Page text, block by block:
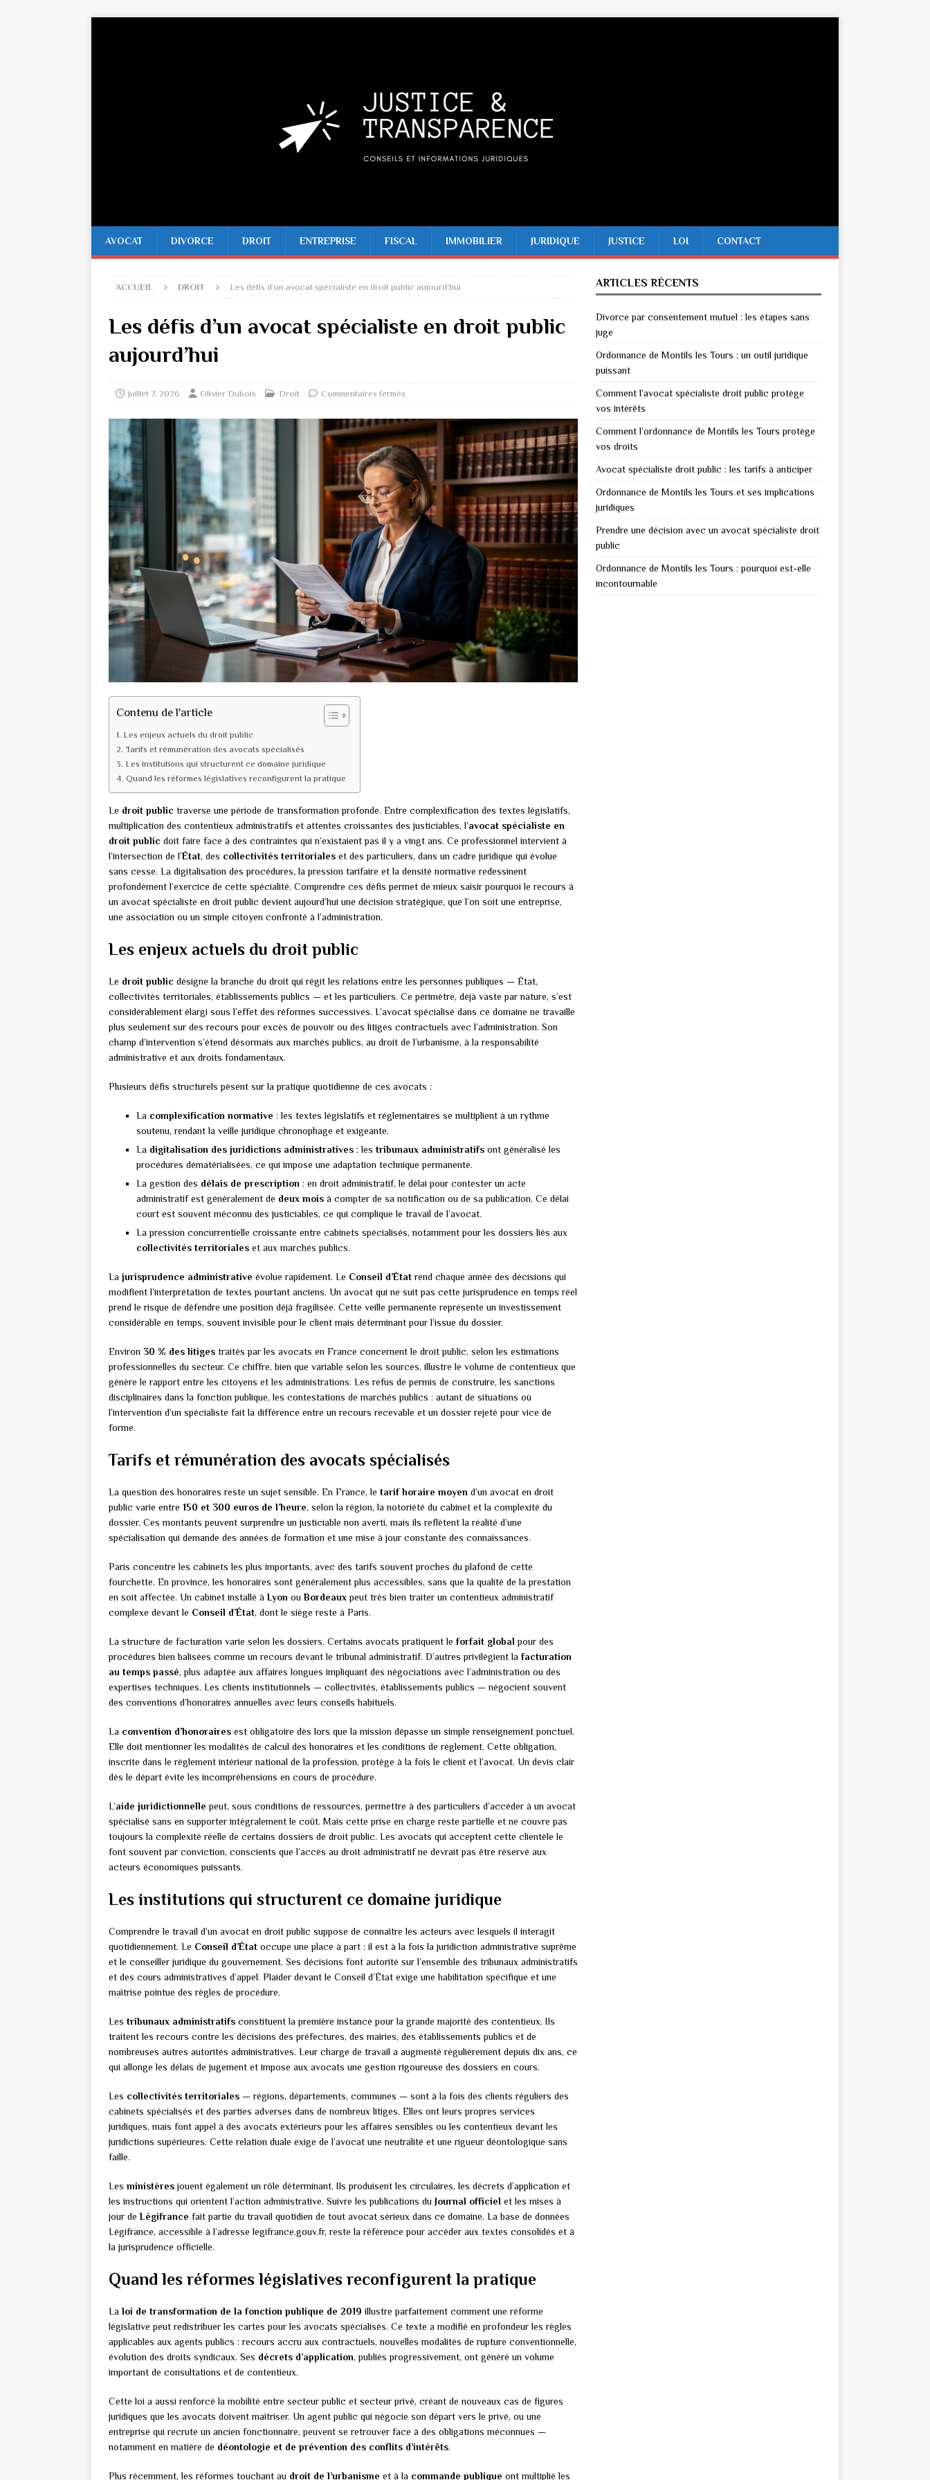
AVOCAT DIVORCE DROIT ENTREPRISE FISCAL IMMOBILIER JURIDIQUE JUSTICE LOI CONTACT
ACCUEIL DROIT Les défis d’un avocat spécialiste en droit public aujourd’hui
Les défis d’un avocat spécialiste en droit public
aujourd’hui
juillet 7, 2026 Olivier Dubois Droit Commentaires fermés
Contenu de l'article
Les enjeux actuels du droit public
Tarifs et rémunération des avocats spécialisés
Les institutions qui structurent ce domaine juridique
Quand les réformes législatives reconfigurent la pratique
Le droit public traverse une période de transformation profonde. Entre complexification des textes législatifs,
multiplication des contentieux administratifs et attentes croissantes des justiciables, l’avocat spécialiste en
droit public doit faire face à des contraintes qui n’existaient pas il y a vingt ans. Ce professionnel intervient à
l’intersection de l’État, des collectivités territoriales et des particuliers, dans un cadre juridique qui évolue
sans cesse. La digitalisation des procédures, la pression tarifaire et la densité normative redessinent
profondément l’exercice de cette spécialité. Comprendre ces défis permet de mieux saisir pourquoi le recours à
un avocat spécialiste en droit public devient aujourd’hui une décision stratégique, que l’on soit une entreprise,
une association ou un simple citoyen confronté à l’administration.
Les enjeux actuels du droit public
Le droit public désigne la branche du droit qui régit les relations entre les personnes publiques — État,
collectivités territoriales, établissements publics — et les particuliers. Ce périmètre, déjà vaste par nature, s’est
considérablement élargi sous l’effet des réformes successives. L’avocat spécialisé dans ce domaine ne travaille
plus seulement sur des recours pour excès de pouvoir ou des litiges contractuels avec l’administration. Son
champ d’intervention s’étend désormais aux marchés publics, au droit de l’urbanisme, à la responsabilité
administrative et aux droits fondamentaux.
Plusieurs défis structurels pèsent sur la pratique quotidienne de ces avocats :
La complexification normative : les textes législatifs et réglementaires se multiplient à un rythme
soutenu, rendant la veille juridique chronophage et exigeante.
La digitalisation des juridictions administratives : les tribunaux administratifs ont généralisé les
procédures dématérialisées, ce qui impose une adaptation technique permanente.
La gestion des délais de prescription : en droit administratif, le délai pour contester un acte
administratif est généralement de deux mois à compter de sa notification ou de sa publication. Ce délai
court est souvent méconnu des justiciables, ce qui complique le travail de l’avocat.
La pression concurrentielle croissante entre cabinets spécialisés, notamment pour les dossiers liés aux
collectivités territoriales et aux marchés publics.
La jurisprudence administrative évolue rapidement. Le Conseil d’Étatrend chaque année des décisions qui
modifient l’interprétation de textes pourtant anciens. Un avocat qui ne suit pas cette jurisprudence en temps réel
prend le risque de défendre une position déjà fragilisée. Cette veille permanente représente un investissement
considérable en temps, souvent invisible pour le client mais déterminant pour l’issue du dossier.
Environ 30 % des litiges traités par les avocats en France concernent le droit public, selon les estimations
professionnelles du secteur. Ce chiffre, bien que variable selon les sources, illustre le volume de contentieux que
génère le rapport entre les citoyens et les administrations. Les refus de permis de construire, les sanctions
disciplinaires dans la fonction publique, les contestations de marchés publics : autant de situations où
l’intervention d’un spécialiste fait la différence entre un recours recevable et un dossier rejeté pour vice de
forme.
Tarifs et rémunération des avocats spécialisés
La question des honoraires reste un sujet sensible. En France, le tarif horaire moyen d’un avocat en droit
public varie entre 150 et 300 euros de l’heure, selon la région, la notoriété du cabinet et la complexité du
dossier. Ces montants peuvent surprendre un justiciable non averti, mais ils reflètent la réalité d’une
spécialisation qui demande des années de formation et une mise à jour constante des connaissances.
Paris concentre les cabinets les plus importants, avec des tarifs souvent proches du plafond de cette
fourchette. En province, les honoraires sont généralement plus accessibles, sans que la qualité de la prestation
en soit affectée. Un cabinet installé àLyon ouBordeauxpeut très bien traiter un contentieux administratif
complexe devant le Conseil d’État, dont le siège reste à Paris.
La structure de facturation varie selon les dossiers. Certains avocats pratiquent le forfait global pour des
procédures bien balisées comme un recours devant le tribunal administratif. D’autres privilégient la facturation
au temps passé, plus adaptée aux affaires longues impliquant des négociations avec l’administration ou des
expertises techniques. Les clients institutionnels — collectivités, établissements publics — négocient souvent
des conventions d’honoraires annuelles avec leurs conseils habituels.
La convention d’honoraires est obligatoire dès lors que la mission dépasse un simple renseignement ponctuel.
Elle doit mentionner les modalités de calcul des honoraires et les conditions de règlement. Cette obligation,
inscrite dans le règlement intérieur national de la profession, protège à la fois le client et l’avocat. Un devis clair
dès le départ évite les incompréhensions en cours de procédure.
L’aide juridictionnelle peut, sous conditions de ressources, permettre à des particuliers d’accéder à un avocat
spécialisé sans en supporter intégralement le coût. Mais cette prise en charge reste partielle et ne couvre pas
toujours la complexité réelle de certains dossiers de droit public. Les avocats qui acceptent cette clientèle le
font souvent par conviction, conscients que l’accès au droit administratif ne devrait pas être réservé aux
acteurs économiques puissants.
Les institutions qui structurent ce domaine juridique
Comprendre le travail d’un avocat en droit public suppose de connaître les acteurs avec lesquels il interagit
quotidiennement. Le Conseil d’État occupe une place à part : il est à la fois la juridiction administrative suprême
et le conseiller juridique du gouvernement. Ses décisions font autorité sur l’ensemble des tribunaux administratifs
et des cours administratives d’appel. Plaider devant le Conseil d’État exige une habilitation spécifique et une
maîtrise pointue des règles de procédure.
Les tribunaux administratifs constituent la première instance pour la grande majorité des contentieux. Ils
traitent les recours contre les décisions des préfectures, des mairies, des établissements publics et de
nombreuses autres autorités administratives. Leur charge de travail a augmenté régulièrement depuis dix ans, ce
qui allonge les délais de jugement et impose aux avocats une gestion rigoureuse des dossiers en cours.
Les collectivités territoriales — régions, départements, communes — sont à la fois des clients réguliers des
cabinets spécialisés et des parties adverses dans de nombreux litiges. Elles ont leurs propres services
juridiques, mais font appel à des avocats extérieurs pour les affaires sensibles ou les contentieux devant les
juridictions supérieures. Cette relation duale exige de l’avocat une neutralité et une rigueur déontologique sans
faille.
Les ministères jouent également un rôle déterminant. Ils produisent les circulaires, les décrets d’application et
les instructions qui orientent l’action administrative. Suivre les publications du Journal officiel et les mises à
jour deLégifrance fait partie du travail quotidien de tout avocat sérieux dans ce domaine. La base de données
Légifrance, accessible à l’adresse legifrance.gouv.fr, reste la référence pour accéder aux textes consolidés et à
la jurisprudence officielle.
Quand les réformes législatives reconfigurent la pratique
La loi de transformation de la fonction publique de 2019 illustre parfaitement comment une réforme
législative peut redistribuer les cartes pour les avocats spécialisés. Ce texte a modifié en profondeur les règles
applicables aux agents publics : recours accru aux contractuels, nouvelles modalités de rupture conventionnelle,
évolution des droits syndicaux. Ses décrets d’application, publiés progressivement, ont généré un volume
important de consultations et de contentieux.
Cette loi a aussi renforcé la mobilité entre secteur public et secteur privé, créant de nouveaux cas de figures
juridiques que les avocats doivent maîtriser. Un agent public qui négocie son départ vers le privé, ou une
entreprise qui recrute un ancien fonctionnaire, peuvent se retrouver face à des obligations méconnues —
notamment en matière de déontologie et de prévention des conflits d’intérêts.
Plus récemment, les réformes touchant au droit de l’urbanisme et à la commande publique ont multiplié les
ARTICLES RÉCENTS
Divorce par consentement mutuel : les étapes sans
juge
Ordonnance de Montils les Tours : un outil juridique
puissant
Comment l’avocat spécialiste droit public protège
vos intérêts
Comment l’ordonnance de Montils les Tours protège
vos droits
Avocat spécialiste droit public : les tarifs à anticiper
Ordonnance de Montils les Tours et ses implications
juridiques
Prendre une décision avec un avocat spécialiste droit
public
Ordonnance de Montils les Tours : pourquoi est-elle
incontournable